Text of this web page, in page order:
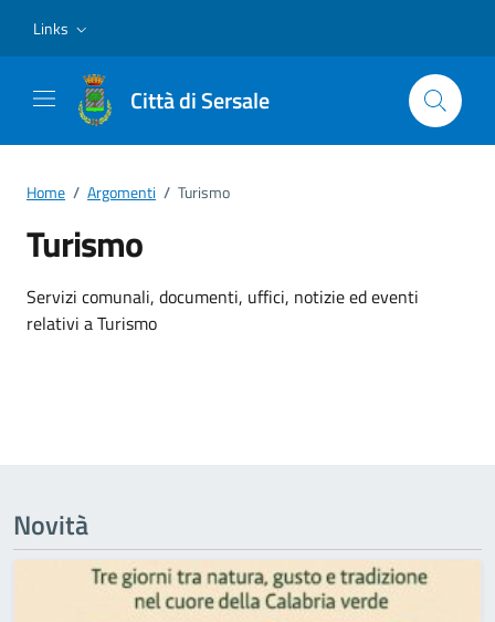
Links
Città di Sersale
Home / Argomenti / Turismo
Turismo
Dettagli dell'argomento
Servizi comunali, documenti, uffici, notizie ed eventi
relativi a Turismo
Novità